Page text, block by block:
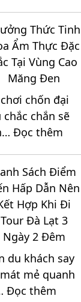
Đất
Thép
Củ
Chi
Lịch
Long
Hải
3
Ngày
2
Đêm
Sắp
Xếp
Lịch
Trình
Như
Thế
Nào
Lý?
Thức Tinh
Ẩm Thực Đặc
Tại Vùng Cao
Măng Đen
chốn đại
chắn sẽ
Đọc thêm
Thức
Tinh
Hoa
Ẩm
Thực
Đặc
Sắc
Tại
Sách Điểm
Hấp Dẫn Nên
Hợp Khi Đi
Tour Đà Lạt 3
Ngày 2 Đêm
du khách say
mẻ quanh
Đọc thêm